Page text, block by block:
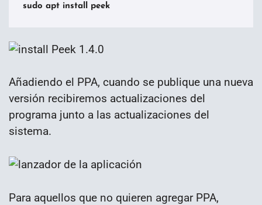
sudo apt install peek
Añadiendo el PPA, cuando se publique una nueva
versión recibiremos actualizaciones del
programa junto a las actualizaciones del
sistema.
Para aquellos que no quieren agregar PPA,